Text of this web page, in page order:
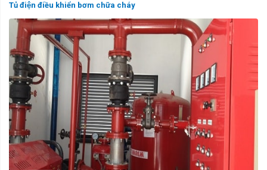
Tủ điện điều khiển bơm chữa cháy